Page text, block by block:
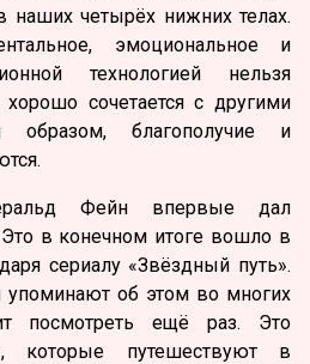
наших четырёх нижних телах.
эмоциональное и
технологией нельзя
сочетается с другими
образом, благополучие и
Фейн впервые дал
в конечном итоге вошло в
сериалу «Звёздный путь».
об этом во многих
посмотреть ещё раз. Это
которые путешествуют в